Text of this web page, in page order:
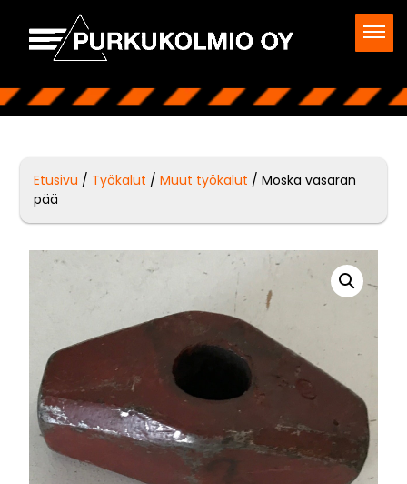
Etusivu / Työkalut /Muut työkalut / Moska vasaran
pää